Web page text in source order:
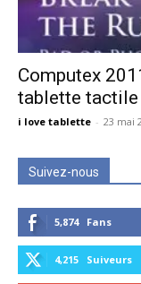
Computex
tablette tactile
i love tablette - 23 mai
Suivez-nous
5,874 Fans
4,215 Suiveurs